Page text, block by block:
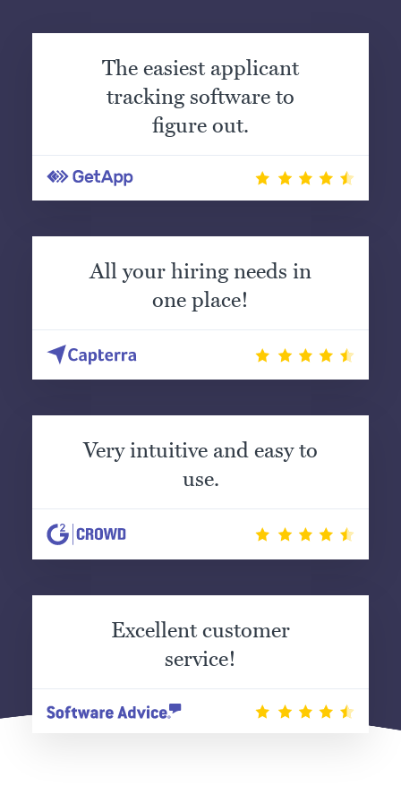
The easiest applicant
tracking software to
figure out.
All your hiring needs in
one place!
Very intuitive and easy to
use.
Excellent customer
service!